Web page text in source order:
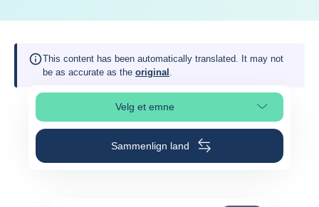
This content has been automatically translated. It may not
be as accurate as the original .
Velg et emneVelg avsnitt på siden
Sammenlign land